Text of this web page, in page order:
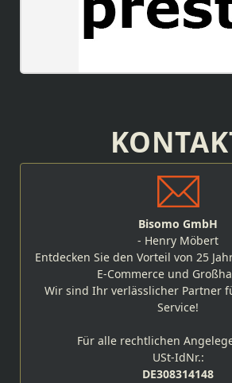
Bisomo GmbH
- Henry Möbert
Entdecken Sie den Vorteil von 25
E-Commerce und
Wir sind Ihr verlässlicher Partner
Service!
Für alle rechtlichen
USt-IdNr.:
DE308314148